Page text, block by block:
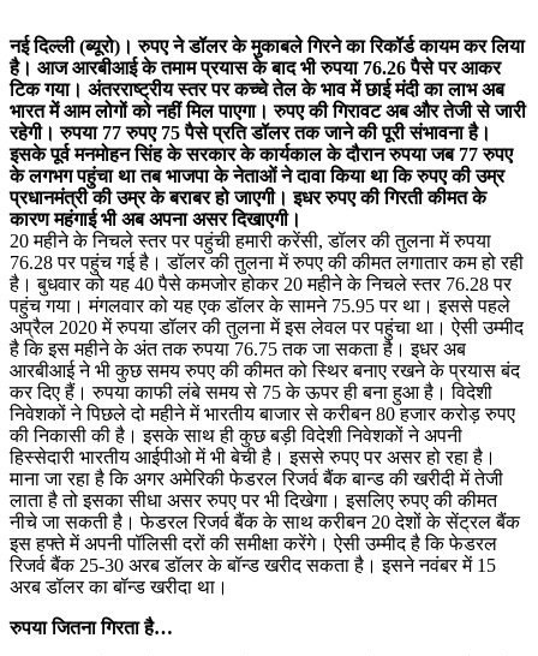
नई दिल्ली (ब्यूरो)। रुपए ने डॉलर के मुकाबले गिरने का रिकॉर्ड कायम कर लिया
है। आज आरबीआई के तमाम प्रयास के बाद भी रुपया 76.26 पैसे पर आकर
टिक गया। अंतरराष्ट्रीय स्तर पर कच्चे तेल के भाव में छाई मंदी का लाभ अब
भारत में आम लोगों को नहीं मिल पाएगा। रुपए की गिरावट अब और तेजी से जारी
रहेगी। रुपया 77 रुपए 75 पैसे प्रति डॉलर तक जाने की पूरी संभावना है।
इसके पूर्व मनमोहन सिंह के सरकार के कार्यकाल के दौरान रुपया जब 77 रुपए
के लगभग पहुंचा था तब भाजपा के नेताओं ने दावा किया था कि रुपए की उम्र
प्रधानमंत्री की उम्र के बराबर हो जाएगी। इधर रुपए की गिरती कीमत के
कारण महंगाई भी अब अपना असर दिखाएगी।
20 महीने के निचले स्तर पर पहुंची हमारी करेंसी, डॉलर की तुलना में रुपया
76.28 पर पहुंच गई है। डॉलर की तुलना में रुपए की कीमत लगातार कम हो रही
है। बुधवार को यह 40 पैसे कमजोर होकर 20 महीने के निचले स्तर 76.28 पर
पहुंच गया। मंगलवार को यह एक डॉलर के सामने 75.95 पर था। इससे पहले
अप्रैल 2020 में रुपया डॉलर की तुलना में इस लेवल पर पहुंचा था। ऐसी उम्मीद
है कि इस महीने के अंत तक रुपया 76.75 तक जा सकता है। इधर अब
आरबीआई ने भी कुछ समय रुपए की कीमत को स्थिर बनाए रखने के प्रयास बंद
कर दिए हैं। रुपया काफी लंबे समय से 75 के ऊपर ही बना हुआ है। विदेशी
निवेशकों ने पिछले दो महीने में भारतीय बाजार से करीबन 80 हजार करोड़ रुपए
की निकासी की है। इसके साथ ही कुछ बड़ी विदेशी निवेशकों ने अपनी
हिस्सेदारी भारतीय आईपीओ में भी बेची है। इससे रुपए पर असर हो रहा है।
माना जा रहा है कि अगर अमेरिकी फेडरल रिजर्व बैंक बान्ड की खरीदी में तेजी
लाता है तो इसका सीधा असर रुपए पर भी दिखेगा। इसलिए रुपए की कीमत
नीचे जा सकती है। फेडरल रिजर्व बैंक के साथ करीबन 20 देशों के सेंट्रल बैंक
इस हफ्ते में अपनी पॉलिसी दरों की समीक्षा करेंगे। ऐसी उम्मीद है कि फेडरल
रिजर्व बैंक 25-30 अरब डॉलर के बॉन्ड खरीद सकता है। इसने नवंबर में 15
अरब डॉलर का बॉन्ड खरीदा था।
रुपया जितना गिरता है…